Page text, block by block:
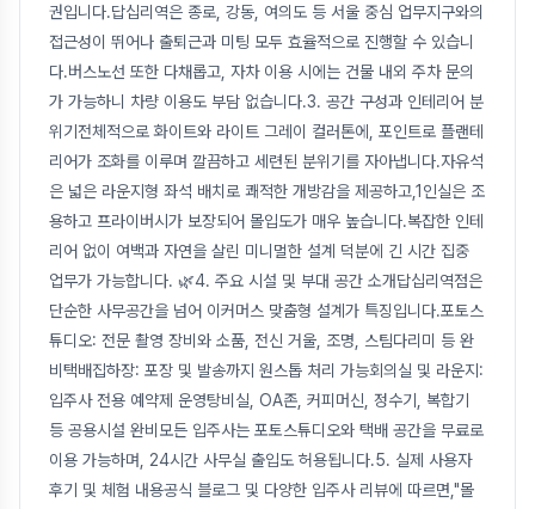
권입니다.답십리역은 종로, 강동, 여의도 등 서울 중심 업무지구와의
접근성이 뛰어나 출퇴근과 미팅 모두 효율적으로 진행할 수 있습니
다.버스노선 또한 다채롭고, 자차 이용 시에는 건물 내외 주차 문의
가 가능하니 차량 이용도 부담 없습니다.3. 공간 구성과 인테리어 분
위기전체적으로 화이트와 라이트 그레이 컬러톤에, 포인트로 플랜테
리어가 조화를 이루며 깔끔하고 세련된 분위기를 자아냅니다.자유석
은 넓은 라운지형 좌석 배치로 쾌적한 개방감을 제공하고,1인실은 조
용하고 프라이버시가 보장되어 몰입도가 매우 높습니다.복잡한 인테
리어 없이 여백과 자연을 살린 미니멀한 설계 덕분에 긴 시간 집중
업무가 가능합니다. 🌿4. 주요 시설 및 부대 공간 소개답십리역점은
단순한 사무공간을 넘어 이커머스 맞춤형 설계가 특징입니다.포토스
튜디오: 전문 촬영 장비와 소품, 전신 거울, 조명, 스팀다리미 등 완
비택배집하장: 포장 및 발송까지 원스톱 처리 가능회의실 및 라운지:
입주사 전용 예약제 운영탕비실, OA존, 커피머신, 정수기, 복합기
등 공용시설 완비모든 입주사는 포토스튜디오와 택배 공간을 무료로
이용 가능하며, 24시간 사무실 출입도 허용됩니다.5. 실제 사용자
후기 및 체험 내용공식 블로그 및 다양한 입주사 리뷰에 따르면,"몰